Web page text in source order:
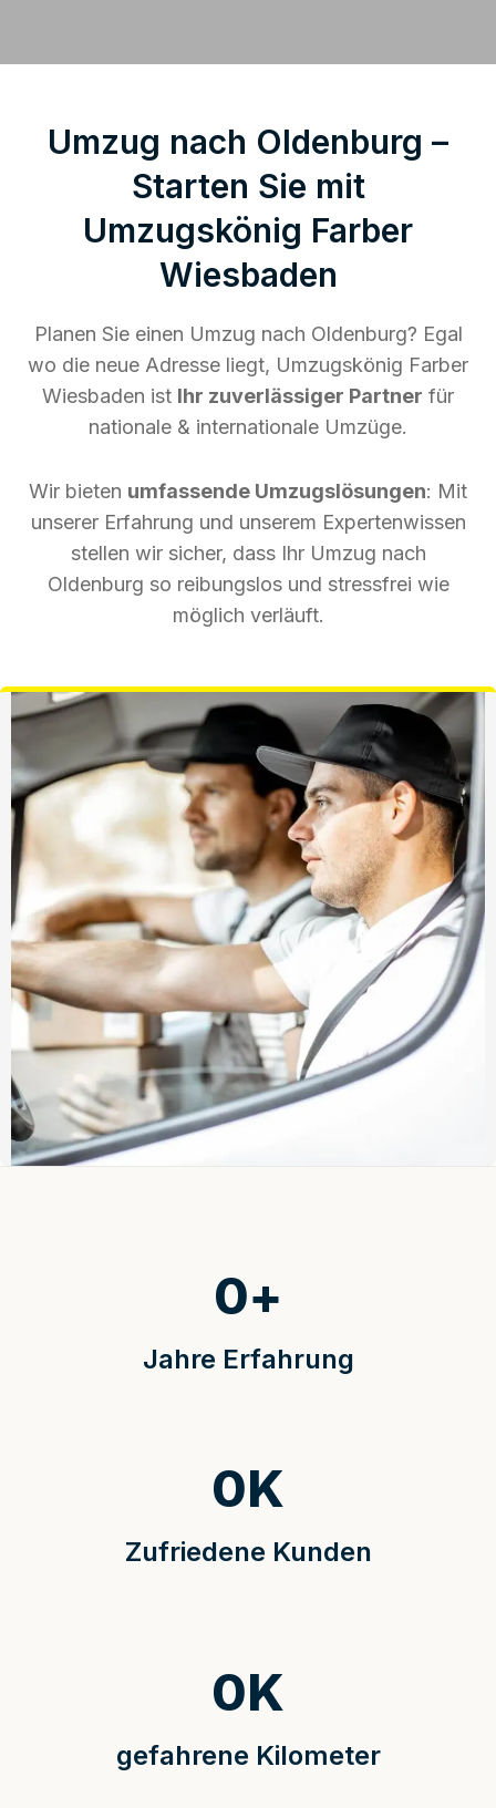
Umzug nach Oldenburg –
Starten Sie mit
Umzugskönig Farber
Wiesbaden
Planen Sie einen Umzug nach Oldenburg? Egal
wo die neue Adresse liegt, Umzugskönig Farber
Wiesbaden ist Ihr zuverlässiger Partner für
nationale & internationale Umzüge.
Wir bieten umfassende Umzugslösungen: Mit
unserer Erfahrung und unserem Expertenwissen
stellen wir sicher, dass Ihr Umzug nach
Oldenburg so reibungslos und stressfrei wie
möglich verläuft.
Jahre Erfahrung
0+
Zufriedene Kunden
0K
gefahrene Kilometer
0K